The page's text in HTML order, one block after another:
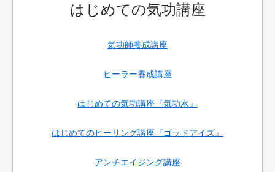
はじめての気功講座
気功師養成講座
ヒーラー養成講座
はじめての気功講座『気功水』
はじめてのヒーリング講座『ゴッドアイズ』
アンチエイジング講座